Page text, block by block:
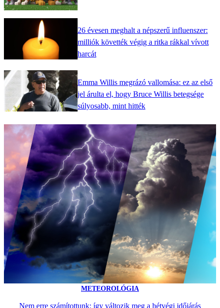
26 évesen meghalt a népszerű influenszer:
milliók követték végig a ritka rákkal vívott
harcát
Emma Willis megrázó vallomása: ez az első
jel árulta el, hogy Bruce Willis betegsége
súlyosabb, mint hitték
METEOROLÓGIA
Nem erre számítottunk: így változik meg a hétvégi időjárás